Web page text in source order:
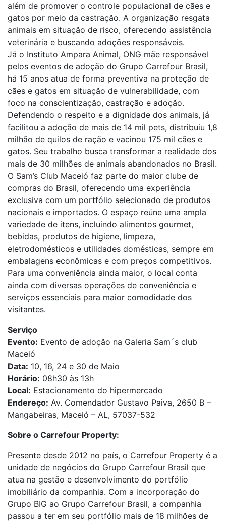
além de promover o controle populacional de cães e
gatos por meio da castração. A organização resgata
animais em situação de risco, oferecendo assistência
veterinária e buscando adoções responsáveis.
Já o Instituto Ampara Animal, ONG mãe responsável
pelos eventos de adoção do Grupo Carrefour Brasil,
há 15 anos atua de forma preventiva na proteção de
cães e gatos em situação de vulnerabilidade, com
foco na conscientização, castração e adoção.
Defendendo o respeito e a dignidade dos animais, já
facilitou a adoção de mais de 14 mil pets, distribuiu 1,8
milhão de quilos de ração e vacinou 175 mil cães e
gatos. Seu trabalho busca transformar a realidade dos
mais de 30 milhões de animais abandonados no Brasil.
O Sam’s Club Maceió faz parte do maior clube de
compras do Brasil, oferecendo uma experiência
exclusiva com um portfólio selecionado de produtos
nacionais e importados. O espaço reúne uma ampla
variedade de itens, incluindo alimentos gourmet,
bebidas, produtos de higiene, limpeza,
eletrodomésticos e utilidades domésticas, sempre em
embalagens econômicas e com preços competitivos.
Para uma conveniência ainda maior, o local conta
ainda com diversas operações de conveniência e
serviços essenciais para maior comodidade dos
visitantes.
Serviço
Evento: Evento de adoção na Galeria Sam´s club
Maceió
Data: 10, 16, 24 e 30 de Maio
Horário: 08h30 às 13h
Local: Estacionamento do hipermercado
Endereço: Av. Comendador Gustavo Paiva, 2650 B –
Mangabeiras, Maceió – AL, 57037-532
Sobre o Carrefour Property:
Presente desde 2012 no país, o Carrefour Property é a
unidade de negócios do Grupo Carrefour Brasil que
atua na gestão e desenvolvimento do portfólio
imobiliário da companhia. Com a incorporação do
Grupo BIG ao Grupo Carrefour Brasil, a companhia
passou a ter em seu portfólio mais de 18 milhões de